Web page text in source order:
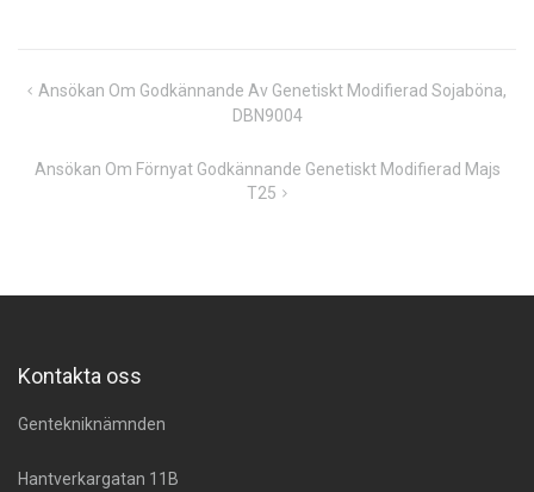
Inläggsnavigering
Ansökan Om Godkännande Av Genetiskt Modifierad Sojaböna,
DBN9004
Ansökan Om Förnyat Godkännande Genetiskt Modifierad Majs
T25
Kontakta oss
Gentekniknämnden
Hantverkargatan 11B